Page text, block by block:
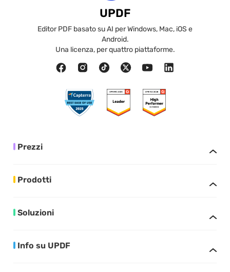
UPDF
Editor PDF basato su AI per Windows, Mac, iOS e
Android.
Una licenza, per quattro piattaforme.
Prezzi
Prodotti
Soluzioni
Info su UPDF